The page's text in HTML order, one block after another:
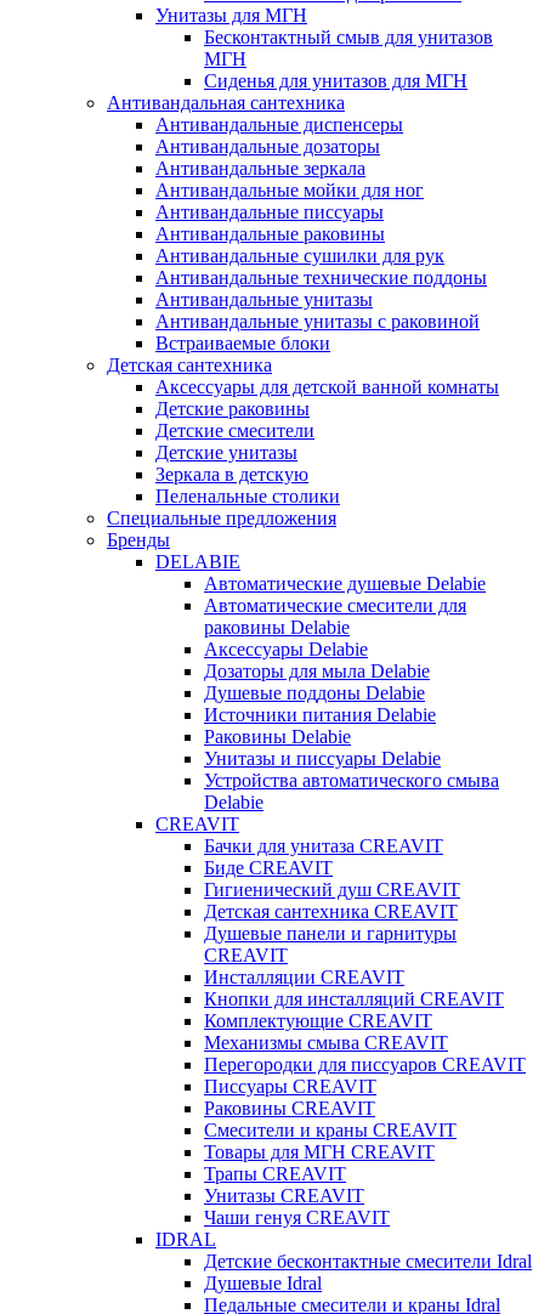
Унитазы для МГН
Бесконтактный смыв для унитазов
МГН
Сиденья для унитазов для МГН
Антивандальная сантехника
Антивандальные диспенсеры
Антивандальные дозаторы
Антивандальные зеркала
Антивандальные мойки для ног
Антивандальные писсуары
Антивандальные раковины
Антивандальные сушилки для рук
Антивандальные технические поддоны
Антивандальные унитазы
Антивандальные унитазы с раковиной
Встраиваемые блоки
Детская сантехника
Аксессуары для детской ванной комнаты
Детские раковины
Детские смесители
Детские унитазы
Зеркала в детскую
Пеленальные столики
Специальные предложения
Бренды
DELABIE
Автоматические душевые Delabie
Автоматические смесители для
раковины Delabie
Аксессуары Delabie
Дозаторы для мыла Delabie
Душевые поддоны Delabie
Источники питания Delabie
Раковины Delabie
Унитазы и писсуары Delabie
Устройства автоматического смыва
Delabie
CREAVIT
Бачки для унитаза CREAVIT
Биде CREAVIT
Гигиенический душ CREAVIT
Детская сантехника CREAVIT
Душевые панели и гарнитуры
CREAVIT
Инсталляции CREAVIT
Кнопки для инсталляций CREAVIT
Комплектующие CREAVIT
Механизмы смыва CREAVIT
Перегородки для писсуаров CREAVIT
Писсуары CREAVIT
Раковины CREAVIT
Смесители и краны CREAVIT
Товары для МГН CREAVIT
Трапы CREAVIT
Унитазы CREAVIT
Чаши генуя CREAVIT
IDRAL
Детские бесконтактные смесители Idral
Душевые Idral
Педальные смесители и краны Idral